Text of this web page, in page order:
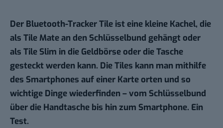
Der Bluetooth-Tracker Tile ist eine kleine Kachel, die
als Tile Mate an den Schlüsselbund gehängt oder
als Tile Slim in die Geldbörse oder die Tasche
gesteckt werden kann. Die Tiles kann man mithilfe
des Smartphones auf einer Karte orten und so
wichtige Dinge wiederfinden – vom Schlüsselbund
über die Handtasche bis hin zum Smartphone. Ein
Test.